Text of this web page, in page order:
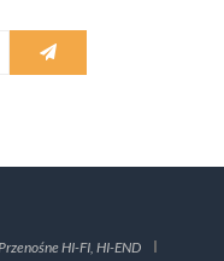
HI-FI, HI-END